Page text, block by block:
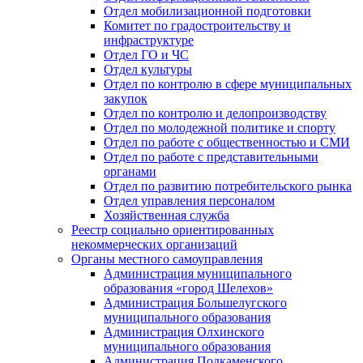
Отдел мобилизационной подготовки
Комитет по градостроительству и
инфраструктуре
Отдел ГО и ЧС
Отдел культуры
Отдел по контролю в сфере муниципальных
закупок
Отдел по контролю и делопроизводству
Отдел по молодежной политике и спорту
Отдел по работе с общественностью и СМИ
Отдел по работе с представительными
органами
Отдел по развитию потребительского рынка
Отдел управления персоналом
Хозяйственная служба
Реестр социально ориентированных
некоммерческих организаций
Органы местного самоуправления
Администрация муниципального
образования «город Шелехов»
Администрация Большелугского
муниципального образования
Администрация Олхинского
муниципального образования